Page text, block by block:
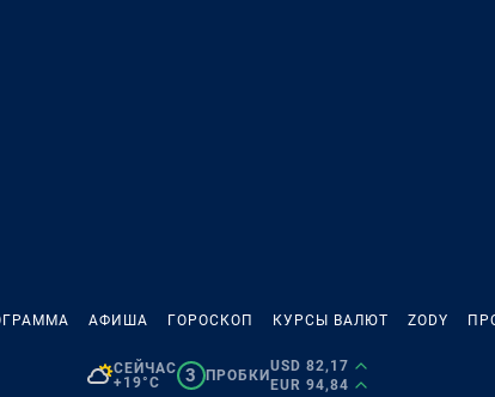
АФИША ГОРОСКОП КУРСЫ ВАЛЮТ ZODY
СЕЙЧАС
+19°C
3 ПРОБКИ
USD 82,17
EUR 94,84